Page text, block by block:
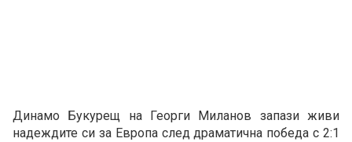
Динамо Букурещ на Георги Миланов запази живи
надеждите си за Европа след драматична победа с 2:1